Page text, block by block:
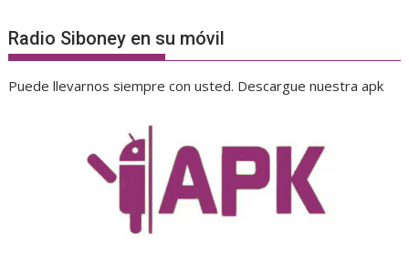
Radio Siboney en su móvil
Puede llevarnos siempre con usted. Descargue nuestra apk